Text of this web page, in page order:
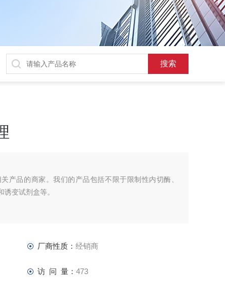
产品的商家。我们的产品包括不限于限制性内切酶、
变试剂盒等。
厂商性质： 经销商
访 问 量： 473